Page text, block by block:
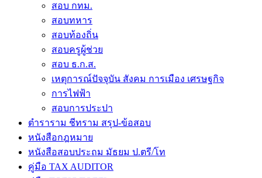
สอบ กทม.
สอบทหาร
สอบท้องถิ่น
สอบครูผู้ช่วย
สอบ ธ.ก.ส.
เหตุการณ์ปัจจุบัน สังคม การเมือง เศรษฐกิจ
การไฟฟ้า
สอบการประปา
ตำราราม ชีทราม สรุป-ข้อสอบ
หนังสือกฎหมาย
หนังสือสอบประถม มัธยม ป.ตรี/โท
คู่มือ TAX AUDITOR